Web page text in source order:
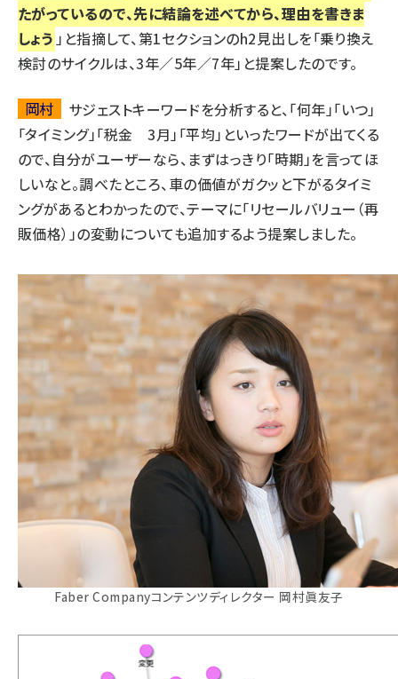
たがっているので、先に結論を述べてから、理由を書きま
しょう」と指摘して、第1セクションのh2見出しを「乗り換え
検討のサイクルは、3年／5年／7年」と提案したのです。
岡村
サジェストキーワードを分析すると、「何年」「いつ」
「タイミング」「税金 3月」「平均」といったワードが出てくる
ので、自分がユーザーなら、まずはっきり「時期」を言ってほ
しいなと。調べたところ、車の価値がガクッと下がるタイミ
ングがあるとわかったので、テーマに「リセールバリュー（再
販価格）」の変動についても追加するよう提案しました。
Faber Companyコンテンツディレクター 岡村眞友子